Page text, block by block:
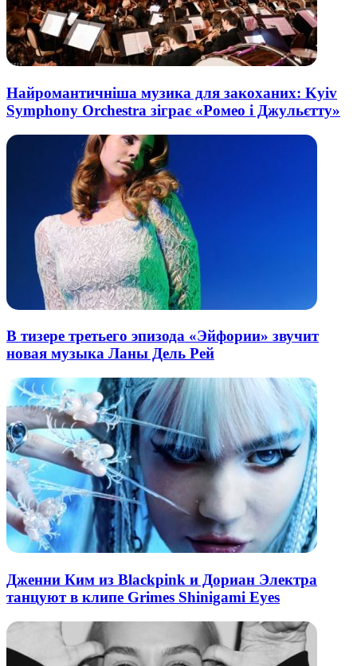
Найромантичніша музика для закоханих: Kyiv
Symphony Orchestra зіграє «Ромео і Джульєтту»
В тизере третьего эпизода «Эйфории» звучит
новая музыка Ланы Дель Рей
Дженни Ким из Blackpink и Дориан Электра
танцуют в клипе Grimes Shinigami Eyes